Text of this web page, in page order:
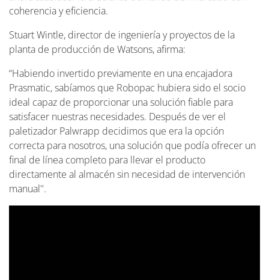
coherencia y eficiencia.
Stuart Wintle, director de ingeniería y proyectos de la
planta de producción de Watsons, afirma:
“Habiendo invertido previamente en una encajadora
Prasmatic, sabíamos que Robopac hubiera sido el socio
ideal capaz de proporcionar una solución fiable para
satisfacer nuestras necesidades. Después de ver el
paletizador Palwrapp decidimos que era la opción
correcta para nosotros, una solución que podía ofrecer un
final de línea completo para llevar el producto
directamente al almacén sin necesidad de intervención
manual''.